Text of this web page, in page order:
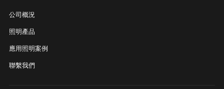
公司概況
照明產品
應用照明案例
聯繫我們